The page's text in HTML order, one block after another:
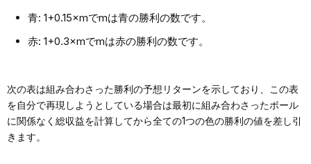
青: 1+0.15×mでmは青の勝利の数です。
赤: 1+0.3×mでmは赤の勝利の数です。
次の表は組み合わさった勝利の予想リターンを示しており、この表
を自分で再現しようとしている場合は最初に組み合わさったボール
に関係なく総収益を計算してから全ての1つの色の勝利の値を差し引
きます。